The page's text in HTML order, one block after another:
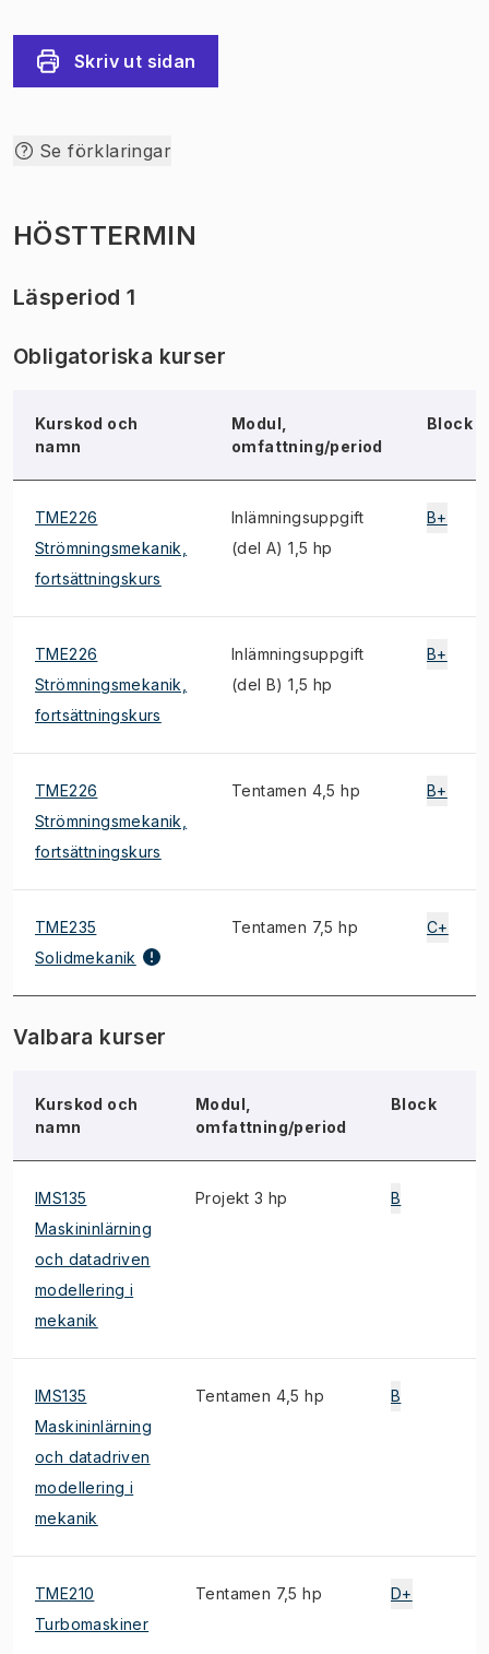
Skriv ut sidan
Se förklaringar
HÖSTTERMIN
Läsperiod 1
Obligatoriska kurser
Kurskod och
namn
Modul,
omfattning/period
Block
TME226
Strömningsmekanik,
fortsättningskurs
Inlämningsuppgift
(del A) 1,5 hp
B+
TME226
Strömningsmekanik,
fortsättningskurs
Inlämningsuppgift
(del B) 1,5 hp
B+
TME226
Strömningsmekanik,
fortsättningskurs
Tentamen 4,5 hp B+
TME235
Solidmekanik
Tentamen 7,5 hp C+
Valbara kurser
Kurskod och
namn
Modul,
omfattning/period
Block
IMS135
Maskininlärning
och datadriven
modellering i
mekanik
Projekt 3 hp B
IMS135
Maskininlärning
och datadriven
modellering i
mekanik
Tentamen 4,5 hp B
TME210
Turbomaskiner
Tentamen 7,5 hp D+